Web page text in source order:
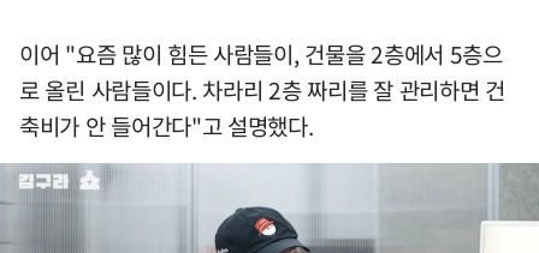
이어 "요즘 많이 힘든 사람들이, 건물을 2층에서 5층으
로 올린 사람들이다. 차라리 2층 짜리를 잘 관리하면 건
축비가 안 들어간다"고 설명했다.